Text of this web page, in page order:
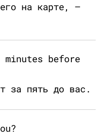
на карте, —
before
за пять до вас.